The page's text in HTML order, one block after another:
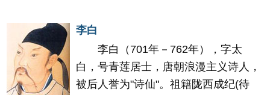
李白
李白（701年－762年），字太
白，号青莲居士，唐朝浪漫主义诗人，
被后人誉为"诗仙"。祖籍陇西成纪(待